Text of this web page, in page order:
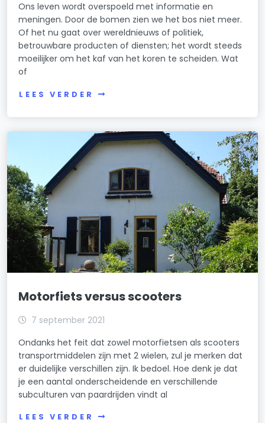
Ons leven wordt overspoeld met informatie en
meningen. Door de bomen zien we het bos niet meer.
Of het nu gaat over wereldnieuws of politiek,
betrouwbare producten of diensten; het wordt steeds
moeilijker om het kaf van het koren te scheiden. Wat
of
LEES VERDER
Motorfiets versus scooters
7 september 2021
Ondanks het feit dat zowel motorfietsen als scooters
transportmiddelen zijn met 2 wielen, zul je merken dat
er duidelijke verschillen zijn. Ik bedoel. Hoe denk je dat
je een aantal onderscheidende en verschillende
subculturen van paardrijden vindt al
LEES VERDER